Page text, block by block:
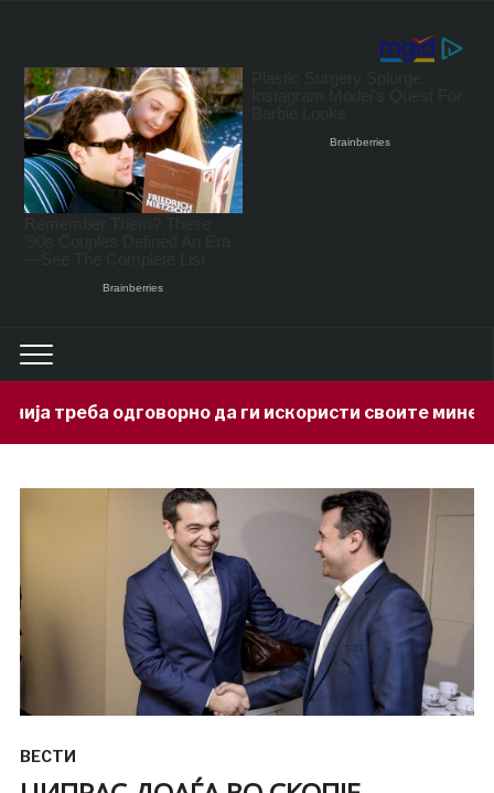
да ги искористи своите минерални богатства
ВЕСТИ